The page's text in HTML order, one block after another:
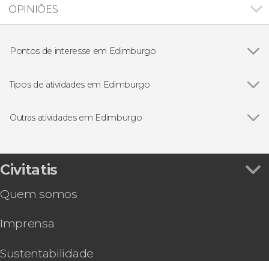
OPINIÕES
Pontos de interesse em Edimburgo
Castelo de Edimburgo
Tipos de atividades em Edimburgo
Free Tour
Outras atividades em Edimburgo
Ônibus turístico de Edimburgo de Big Bus
Royal Edinburgh Ticket
Tour de 3 dias a Skye e Highlands
escocesas
Ônibus turístico de Edimburgo, City Sightseeing
Civitatis
Quem somos
Imprensa
Sustentabilidade